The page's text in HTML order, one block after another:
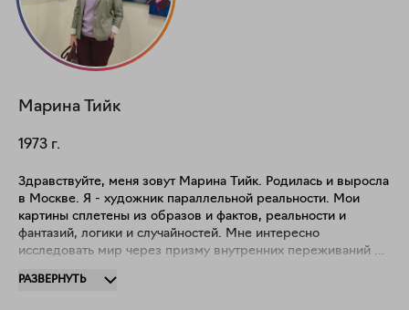
Марина Тийк
1973 г.
Здравствуйте, меня зовут Марина Тийк. Родилась и выросла
в Москве. Я - художник параллельной реальности. Мои
картины сплетены из образов и фактов, реальности и
фантазий, логики и случайностей. Мне интересно
исследовать мир через призму внутренних переживаний и
произведения Кандинского В.В, эстетика конструктивизма и
РАЗВЕРНУТЬ